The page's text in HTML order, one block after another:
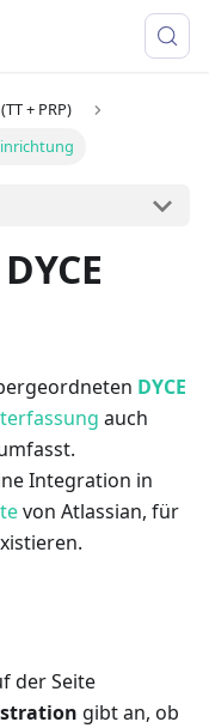
+ PRP)
DYCE
auch
Integration in
von Atlassian, für
der Seite
gibt an, ob